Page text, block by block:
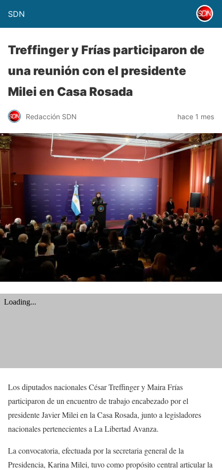
SDN
Treffinger y Frías participaron de
una reunión con el presidente
Milei en Casa Rosada
Redacción SDN hace 1 mes
Los diputados nacionales César Treffinger y Maira Frías
participaron de un encuentro de trabajo encabezado por el
presidente Javier Milei en la Casa Rosada, junto a legisladores
nacionales pertenecientes a La Libertad Avanza.
La convocatoria, efectuada por la secretaria general de la
Presidencia, Karina Milei, tuvo como propósito central articular la